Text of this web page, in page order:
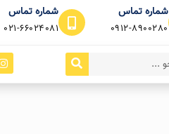
شماره تماس
0912-8900280
شماره تماس
021-66024081